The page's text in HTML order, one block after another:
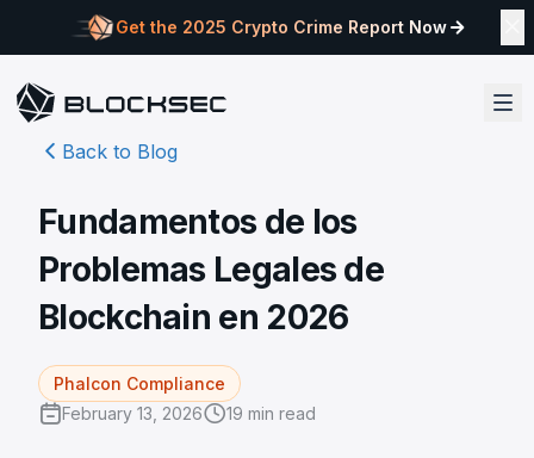
Get the 2025 Crypto Crime Report Now
Back to Blog
Fundamentos de los
Problemas Legales de
Blockchain en 2026
Phalcon Compliance
February 13, 2026
19 min read